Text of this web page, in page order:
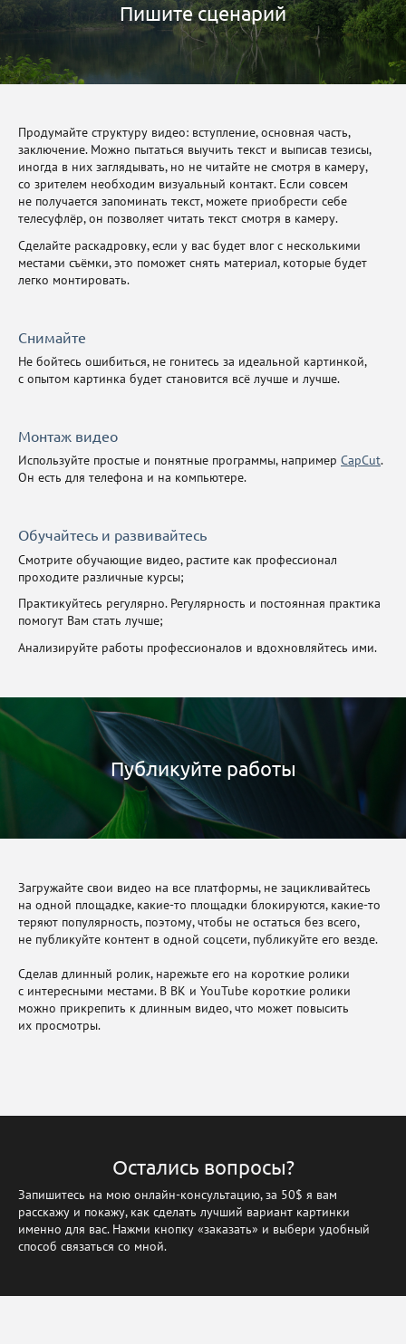
Пишите сценарий
Продумайте структуру видео: вступление, основная часть,
заключение. Можно пытаться выучить текст и выписав тезисы,
иногда в них заглядывать, но не читайте не смотря в камеру,
со зрителем необходим визуальный контакт. Если совсем
не получается запоминать текст, можете приобрести себе
телесуфлёр, он позволяет читать текст смотря в камеру.
Сделайте раскадровку, если у вас будет влог с несколькими
местами съёмки, это поможет снять материал, которые будет
легко монтировать.
Снимайте
Не бойтесь ошибиться, не гонитесь за идеальной картинкой,
с опытом картинка будет становится всё лучше и лучше.
Монтаж видео
Используйте простые и понятные программы, например CapCut.
Он есть для телефона и на компьютере.
Обучайтесь и развивайтесь
Смотрите обучающие видео, растите как профессионал
проходите различные курсы;
Практикуйтесь регулярно. Регулярность и постоянная практика
помогут Вам стать лучше;
Анализируйте работы профессионалов и вдохновляйтесь ими.
Публикуйте работы
Загружайте свои видео на все платформы, не зацикливайтесь
на одной площадке, какие-то площадки блокируются, какие-то
теряют популярность, поэтому, чтобы не остаться без всего,
не публикуйте контент в одной соцсети, публикуйте его везде.
Сделав длинный ролик, нарежьте его на короткие ролики
с интересными местами. В ВК и YouTube короткие ролики
можно прикрепить к длинным видео, что может повысить
их просмотры.
Остались вопросы?
Запишитесь на мою онлайн-консультацию, за 50$ я вам
расскажу и покажу, как сделать лучший вариант картинки
именно для вас. Нажми кнопку «заказать» и выбери удобный
способ связаться со мной.